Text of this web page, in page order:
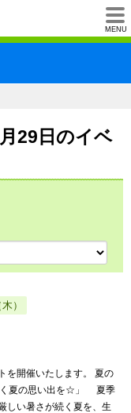
MENU
法人石川
29日のイベ
）
を開催いたします。 夏の
く夏の思い出を☆」 夏季
しい暑さが続く夏を、生